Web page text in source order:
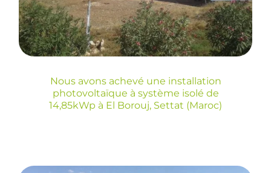
14,85kWp à El Borouj,
Settat (Maroc)
Nous avons achevé une installation
photovoltaïque à système isolé de
14,85kWp à El Borouj, Settat (Maroc)